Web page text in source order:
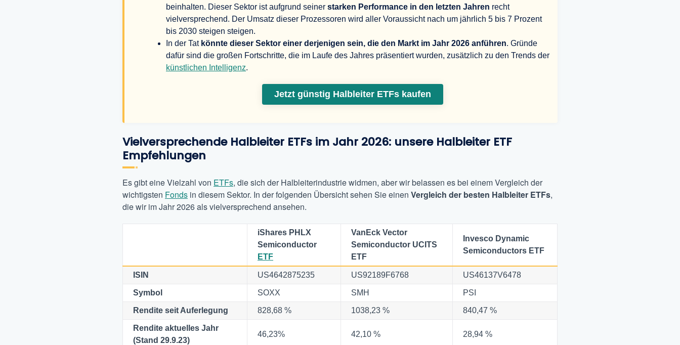
beinhalten. Dieser Sektor ist aufgrund seiner starken Performance in den letzten Jahren recht
vielversprechend. Der Umsatz dieser Prozessoren wird aller Voraussicht nach um jährlich 5 bis 7 Prozent
bis 2030 steigen steigen.
In der Tat könnte dieser Sektor einer derjenigen sein, die den Markt im Jahr 2026 anführen. Gründe
dafür sind die großen Fortschritte, die im Laufe des Jahres präsentiert wurden, zusätzlich zu den Trends der
künstlichen Intelligenz.
Jetzt günstig Halbleiter ETFs kaufen
Vielversprechende Halbleiter ETFs im Jahr 2026: unsere Halbleiter ETF
Empfehlungen
Es gibt eine Vielzahl von ETFs, die sich der Halbleiterindustrie widmen, aber wir belassen es bei einem Vergleich der
wichtigsten Fonds in diesem Sektor. In der folgenden Übersicht sehen Sie einen Vergleich der besten Halbleiter ETFs,
die wir im Jahr 2026 als vielversprechend ansehen.
iShares PHLX
Semiconductor
ETF
VanEck Vector
Semiconductor UCITS
ETF
Invesco Dynamic
Semiconductors ETF
ISIN US4642875235 US92189F6768 US46137V6478
Symbol SOXX SMH PSI
Rendite seit Auferlegung 828,68 % 1038,23 % 840,47 %
Rendite aktuelles Jahr
(Stand 29.9.23)
46,23% 42,10 % 28,94 %